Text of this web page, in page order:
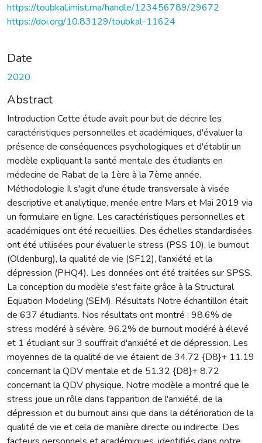
https://toubkal.imist.ma/handle/123456789/29672
https://doi.org/10.83129/toubkal-11624
Date
2020
Abstract
Introduction Cette étude avait pour but de décrire les
caractéristiques personnelles et académiques, d'évaluer la
présence de conséquences psychologiques et d'établir un
modèle expliquant la santé mentale des étudiants en
médecine de Rabat de la 1ère à la 7ème année.
Méthodologie Il s'agit d'une étude transversale à visée
descriptive et analytique, menée entre Mars et Mai 2019 via
un formulaire en ligne. Les caractéristiques personnelles et
académiques ont été recueillies. Des échelles standardisées
ont été utilisées pour évaluer le stress (PSS 10), le burnout
(Oldenburg), la qualité de vie (SF12), l'anxiété et la
dépression (PHQ4). Les données ont été traitées sur SPSS.
La conception du modèle s'est faite grâce à la Structural
Equation Modeling (SEM). Résultats Notre échantillon était
de 637 étudiants. Nos résultats ont montré : 98.6% de
stress modéré à sévère, 96.2% de burnout modéré à élevé
et 1 étudiant sur 3 souffrait d'anxiété et de dépression. Les
moyennes de la qualité de vie étaient de 34.72 {D8}+ 11.19
concernant la QDV mentale et de 51.32 {D8}+ 8.72
concernant la QDV physique. Notre modèle a montré que le
stress joue un rôle dans l'apparition de l'anxiété, de la
dépression et du burnout ainsi que dans la détérioration de la
qualité de vie et cela de manière directe ou indirecte. Des